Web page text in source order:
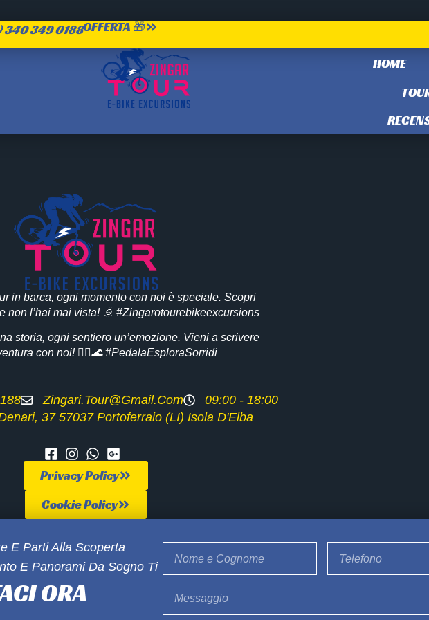
340 349 0188OFFERTA 🎁
HOME
Information
in barca, ogni momento con noi è speciale. Scopri
non l’hai mai vista! 🌞 #Zingarotourebikeexcursions
storia, ogni sentiero un’emozione. Vieni a scrivere
con noi! 🚴‍♂️🌊 #PedalaEsploraSorridi
Zingari.tour@gmail.com
09:00 - 18:00
37 57037 Portoferraio (LI) Isola D'Elba
Privacy Policy
Cookie Policy
E Parti Alla Scoperta
E Panorami Da Sogno Ti
ORA